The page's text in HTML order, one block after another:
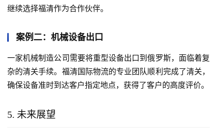
继续选择福清作为合作伙伴。
案例二：机械设备出口
一家机械制造公司需要将重型设备出口到俄罗斯，面临着复
杂的清关手续。福清国际物流的专业团队顺利完成了清关，
确保设备准时到达客户指定地点，获得了客户的高度评价。
5. 未来展望